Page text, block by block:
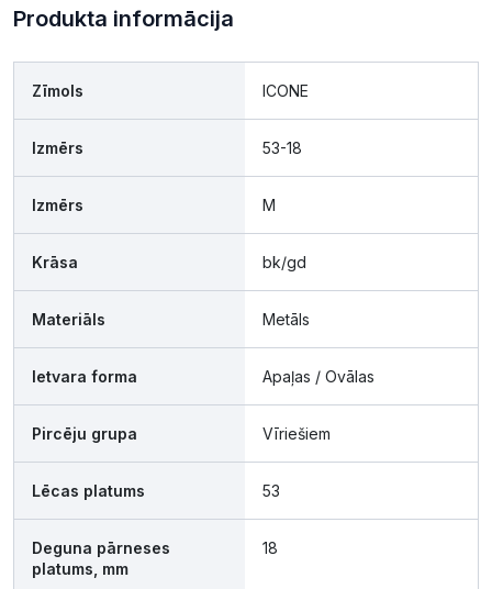
Produkta informācija
Zīmols ICONE
Izmērs 53-18
Izmērs M
Krāsa bk/gd
Materiāls Metāls
Ietvara forma Apaļas / Ovālas
Pircēju grupa Vīriešiem
Lēcas platums 53
Deguna pārneses
platums, mm
18